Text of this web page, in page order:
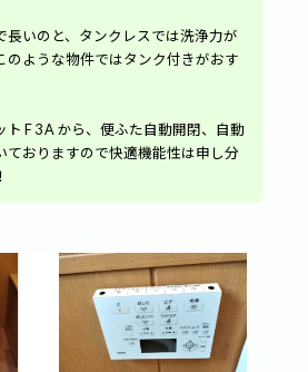
長いのと、タンクレスでは洗浄力が
のような物件ではタンク付きがおす
ト F 3 A から、便ふた自動開閉、自動
ておりますので快適機能性は申し分